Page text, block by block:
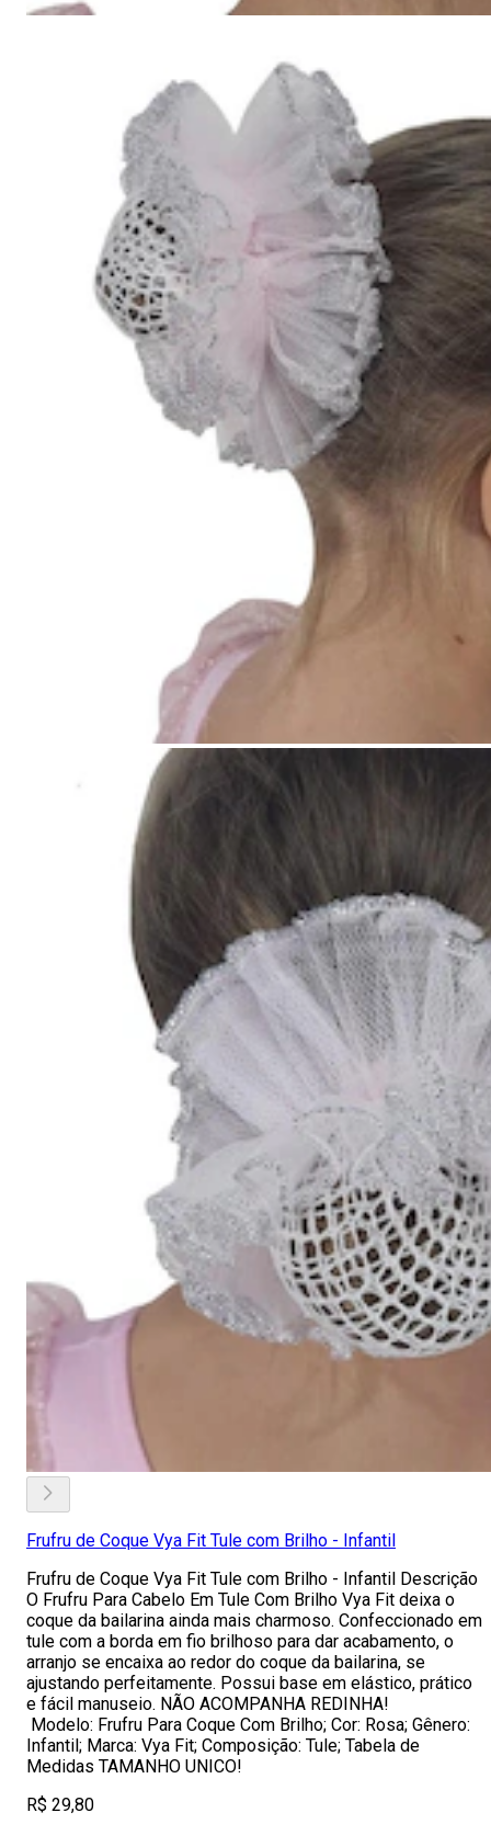
Frufru de Coque Vya Fit Tule com Brilho - Infantil
Frufru de Coque Vya Fit Tule com Brilho - Infantil Descrição
O Frufru Para Cabelo Em Tule Com Brilho Vya Fit deixa o
coque da bailarina ainda mais charmoso. Confeccionado em
tule com a borda em fio brilhoso para dar acabamento, o
arranjo se encaixa ao redor do coque da bailarina, se
ajustando perfeitamente. Possui base em elástico, prático
e fácil manuseio. NÃO ACOMPANHA REDINHA!
Modelo: Frufru Para Coque Com Brilho; Cor: Rosa; Gênero:
Infantil; Marca: Vya Fit; Composição: Tule; Tabela de
Medidas TAMANHO UNICO!
R$ 29,80